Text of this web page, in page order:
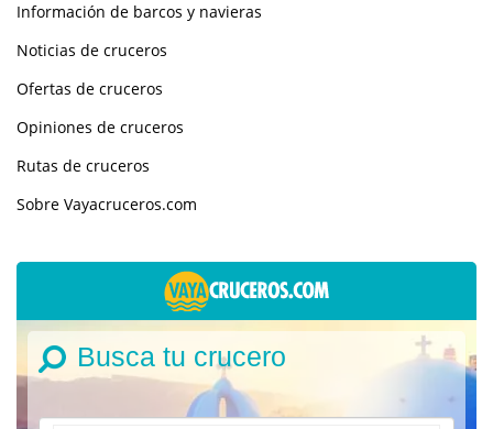
Información de barcos y navieras
Noticias de cruceros
Ofertas de cruceros
Opiniones de cruceros
Rutas de cruceros
Sobre Vayacruceros.com
Busca tu crucero